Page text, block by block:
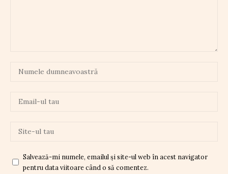
Salvează-mi numele, emailul și site-ul web în acest navigator
pentru data viitoare când o să comentez.